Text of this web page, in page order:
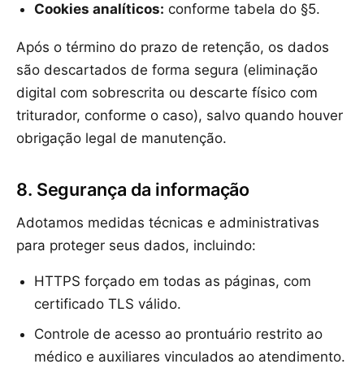
Cookies analíticos: conforme tabela do §5.
Após o término do prazo de retenção, os dados
são descartados de forma segura (eliminação
digital com sobrescrita ou descarte físico com
triturador, conforme o caso), salvo quando houver
obrigação legal de manutenção.
8. Segurança da informação
Adotamos medidas técnicas e administrativas
para proteger seus dados, incluindo:
HTTPS forçado em todas as páginas, com
certificado TLS válido.
Controle de acesso ao prontuário restrito ao
médico e auxiliares vinculados ao atendimento.